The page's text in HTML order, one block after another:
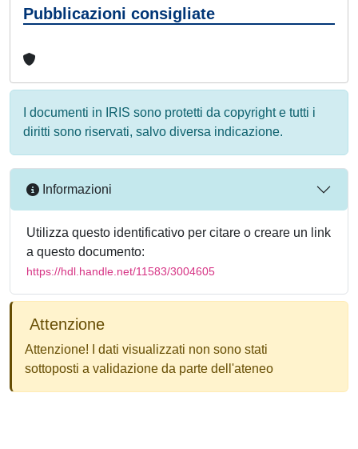
Pubblicazioni consigliate
I documenti in IRIS sono protetti da copyright e tutti i
diritti sono riservati, salvo diversa indicazione.
Informazioni
Utilizza questo identificativo per citare o creare un link
a questo documento:
https://hdl.handle.net/11583/3004605
Attenzione
Attenzione! I dati visualizzati non sono stati
sottoposti a validazione da parte dell'ateneo